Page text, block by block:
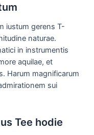
iustum gerens T-
naturae.
in instrumentis
aquilae, et
Harum magnificarum
sui
Tee hodie